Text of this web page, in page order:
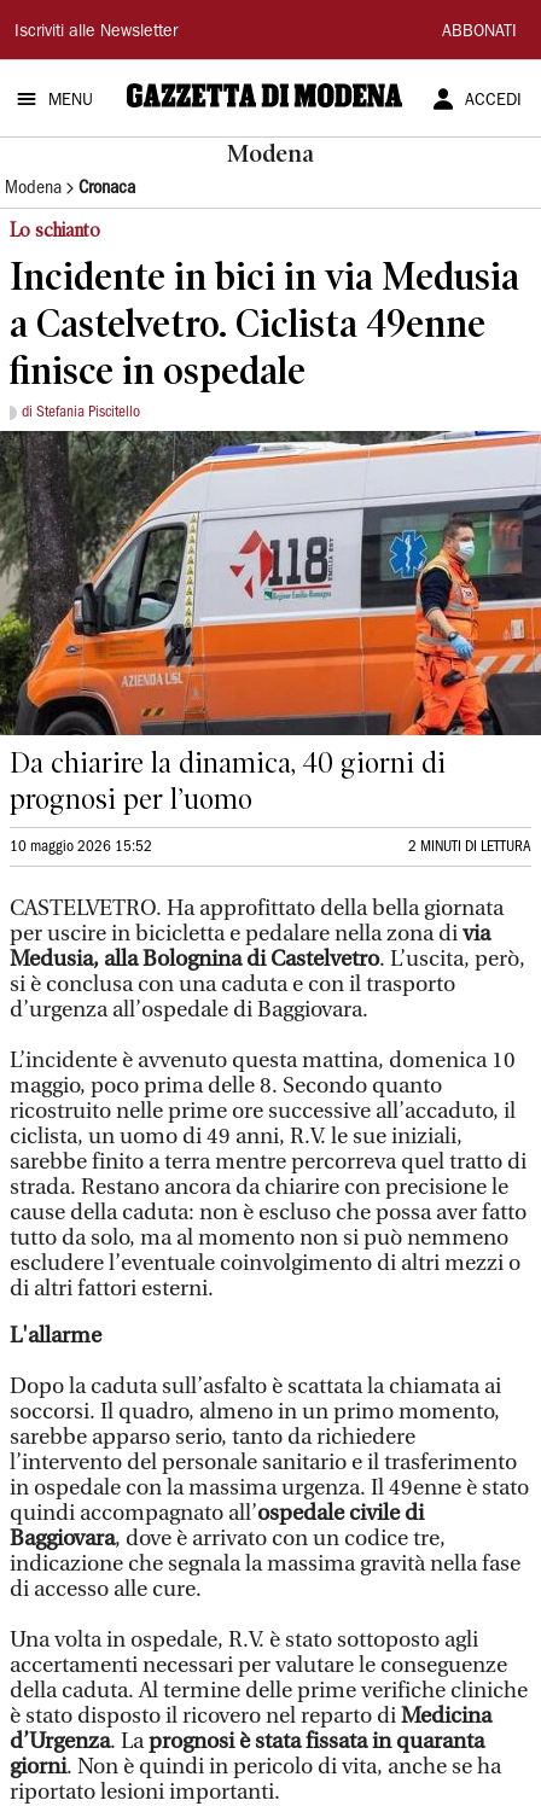
Gazzetta
di
Modena
Iscriviti alle Newsletter ABBONATI
MENU ACCEDI
Modena
Modena Cronaca
Lo schianto
Incidente in bici in via Medusia
a Castelvetro. Ciclista 49enne
finisce in ospedale
di Stefania Piscitello
Da chiarire la dinamica, 40 giorni di
prognosi per l’uomo
10 maggio 2026 15:52 2 MINUTI DI LETTURA
CASTELVETRO. Ha approfittato della bella giornata
per uscire in bicicletta e pedalare nella zona divia
Medusia, alla Bolognina di Castelvetro. L’uscita, però,
si è conclusa con una caduta e con il trasporto
d’urgenza all’ospedale di Baggiovara.
L’incidente è avvenuto questa mattina, domenica 10
maggio, poco prima delle 8. Secondo quanto
ricostruito nelle prime ore successive all’accaduto, il
ciclista, un uomo di 49 anni, R.V. le sue iniziali,
sarebbe finito a terra mentre percorreva quel tratto di
strada. Restano ancora da chiarire con precisione le
cause della caduta: non è escluso che possa aver fatto
tutto da solo, ma al momento non si può nemmeno
escludere l’eventuale coinvolgimento di altri mezzi o
di altri fattori esterni.
L'allarme
Dopo la caduta sull’asfalto è scattata la chiamata ai
soccorsi. Il quadro, almeno in un primo momento,
sarebbe apparso serio, tanto da richiedere
l’intervento del personale sanitario e il trasferimento
in ospedale con la massima urgenza. Il 49enne è stato
quindi accompagnato all’ospedale civile di
Baggiovara, dove è arrivato con un codice tre,
indicazione che segnala la massima gravità nella fase
di accesso alle cure.
Una volta in ospedale, R.V. è stato sottoposto agli
accertamenti necessari per valutare le conseguenze
della caduta. Al termine delle prime verifiche cliniche
è stato disposto il ricovero nel reparto diMedicina
d’Urgenza. Laprognosi è stata fissata in quaranta
giorni. Non è quindi in pericolo di vita, anche se ha
riportato lesioni importanti.